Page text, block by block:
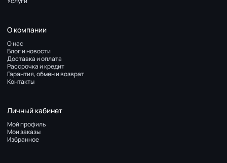
О компании
О нас
Блог и новости
Доставка и оплата
Рассрочка и кредит
Гарантия, обмен и возврат
Контакты
Личный кабинет
Мой профиль
Мои заказы
Избранное